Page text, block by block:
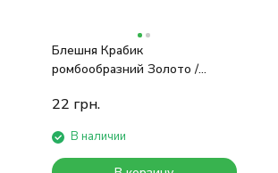
Блешня Крабик
ромбообразний Золото /
22 грн.
В наличии